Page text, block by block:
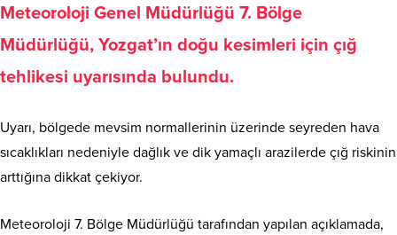
Meteoroloji Genel Müdürlüğü 7. Bölge
Müdürlüğü, Yozgat’ın doğu kesimleri için çığ
tehlikesi uyarısında bulundu.
Uyarı, bölgede mevsim normallerinin üzerinde seyreden hava
sıcaklıkları nedeniyle dağlık ve dik yamaçlı arazilerde çığ riskinin
arttığına dikkat çekiyor.
Meteoroloji 7. Bölge Müdürlüğü tarafından yapılan açıklamada,